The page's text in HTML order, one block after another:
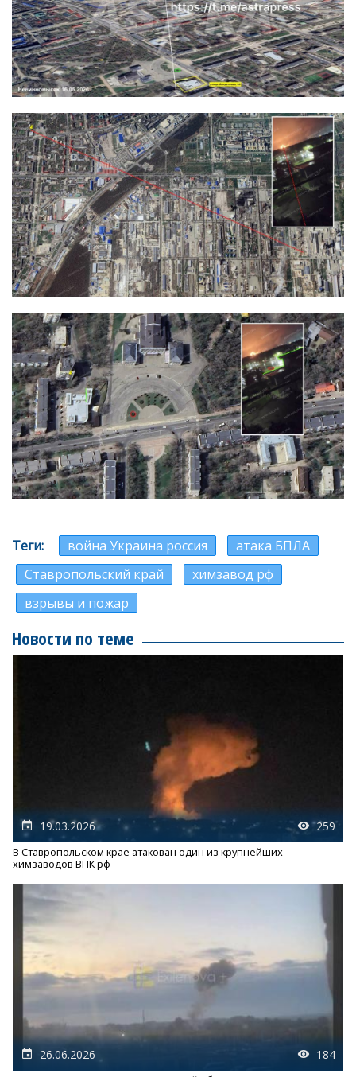
Теги война Украина россия
атака БПЛА
Ставропольский край
химзавод рф
взрывы и пожар
Новости по теме
19.03.2026 259
В Ставропольском крае атакован один из крупнейших
химзаводов ВПК рф
26.06.2026 184